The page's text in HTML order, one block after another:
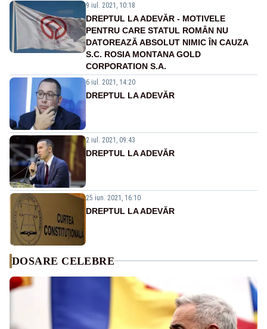
9 iul. 2021, 10:18
DREPTUL LA ADEVĂR - MOTIVELE
PENTRU CARE STATUL ROMÂN NU
DATOREAZĂ ABSOLUT NIMIC ÎN CAUZA
S.C. ROSIA MONTANA GOLD
CORPORATION S.A.
6 iul. 2021, 14:20
DREPTUL LA ADEVĂR
2 iul. 2021, 09:43
DREPTUL LA ADEVĂR
25 iun. 2021, 16:10
DREPTUL LA ADEVĂR
DOSARE CELEBRE